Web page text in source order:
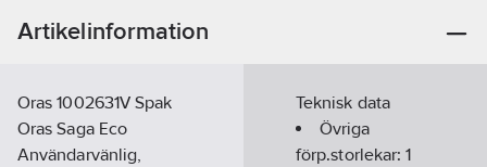
Artikelinformation
Oras 1002631V Spak
Oras Saga Eco
Användarvänlig,
Teknisk data
Övriga
förp.storlekar:1